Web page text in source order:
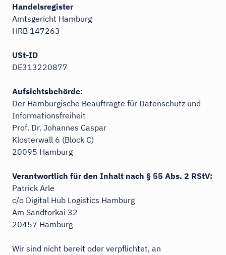
Handelsregister
Amtsgericht Hamburg
HRB 147263
USt-ID
DE313220877
Aufsichtsbehörde:
Der Hamburgische Beauftragte für Datenschutz und
Informationsfreiheit
Prof. Dr. Johannes Caspar
Klosterwall 6 (Block C)
20095 Hamburg
Verantwortlich für den Inhalt nach § 55 Abs. 2 RStV:
Patrick Arle
c/o Digital Hub Logistics Hamburg
Am Sandtorkai 32
20457 Hamburg
Wir sind nicht bereit oder verpflichtet, an